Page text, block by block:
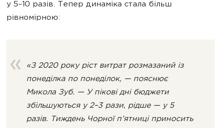
у 5–10 разів. Тепер динаміка стала більш
рівномірною:
«З 2020 року ріст витрат розмазаний із
понеділка по понеділок, — пояснює
Микола Зуб. — У пікові дні бюджети
збільшуються у 2–3 рази, рідше — у 5
разів. Тиждень Чорної п’ятниці приносить